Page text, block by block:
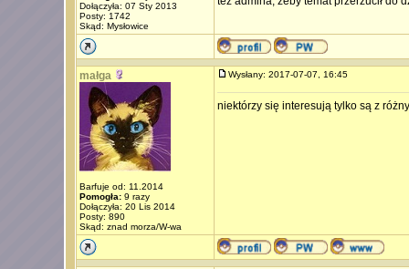
Dołączyła: 07 Sty 2013
Posty: 1742
Skąd: Mysłowice
małga
Barfuje od: 11.2014
Pomogła:9 razy
Dołączyła: 20 Lis 2014
Posty: 890
Skąd: znad morza/W-wa
Wysłany: 2017-07-07, 16:45
niektórzy się interesują tylko są z